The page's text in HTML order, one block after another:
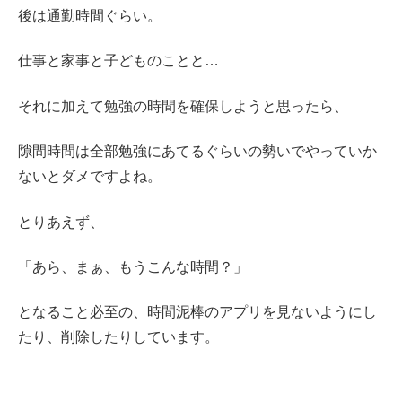
後は通勤時間ぐらい。
仕事と家事と子どものことと…
それに加えて勉強の時間を確保しようと思ったら、
隙間時間は全部勉強にあてるぐらいの勢いでやっていか
ないとダメですよね。
とりあえず、
「あら、まぁ、もうこんな時間？」
となること必至の、時間泥棒のアプリを見ないようにし
たり、削除したりしています。